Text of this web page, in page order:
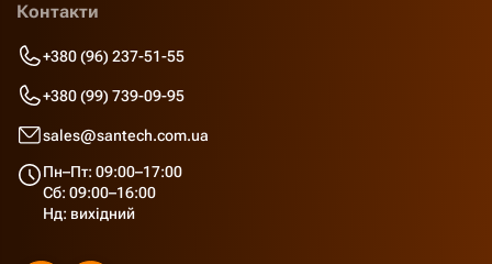
Контакти
+380 (96) 237-51-55
+380 (99) 739-09-95
sales@santech.com.ua
Пн–Пт: 09:00–17:00
Сб: 09:00–16:00
Нд: вихідний